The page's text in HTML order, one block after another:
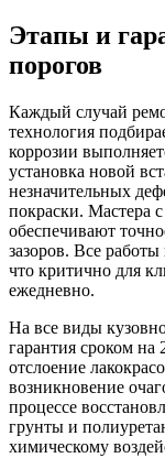
Этапы и
порогов
Каждый случай
технология
коррозии
установка новой
незначительных
покраски. Мастера
обеспечивают
зазоров. Все
что критично для
ежедневно.
На все виды
гарантия сроком
отслоение
возникновение
процессе
грунты и
химическому